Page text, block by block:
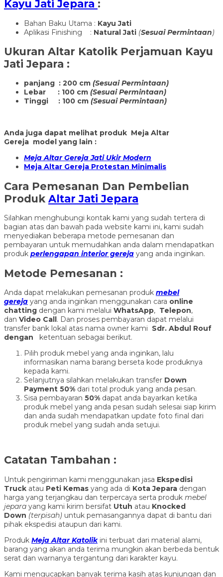
Kayu Jati Jepara :
Bahan Baku Utama : Kayu Jati
Aplikasi Finishing : Natural Jati (Sesuai Permintaan)
Ukuran Altar Katolik Perjamuan Kayu
Jati Jepara :
panjang : 200 cm (Sesuai Permintaan)
Lebar : 100 cm (Sesuai Permintaan)
Tinggi : 100 cm (Sesuai Permintaan)
Anda juga dapat melihat produk Meja Altar
Gereja model yang lain :
Meja Altar Gereja Jati Ukir Modern
Meja Altar Gereja Protestan Minimalis
Cara Pemesanan Dan Pembelian
Produk Altar Jati Jepara
Silahkan menghubungi kontak kami yang sudah tertera di
bagian atas dan bawah pada website kami ini, kami sudah
menyediakan beberapa metode pemesanan dan
pembayaran untuk memudahkan anda dalam mendapatkan
produk perlengapan interior gereja yang anda inginkan.
Metode Pemesanan :
Anda dapat melakukan pemesanan produk mebel
gereja yang anda inginkan menggunakan cara online
chatting dengan kami melalui WhatsApp, Telepon,
dan Video Call. Dan proses pembayaran dapat melalui
transfer bank lokal atas nama owner kami Sdr. Abdul Rouf
dengan ketentuan sebagai berikut.
Pilih produk mebel yang anda inginkan, lalu
informasikan nama barang berseta kode produknya
kepada kami.
Selanjutnya silahkan melakukan transfer Down
Payment 50% dari total produk yang anda pesan.
Sisa pembayaran 50% dapat anda bayarkan ketika
produk mebel yang anda pesan sudah selesai siap kirim
dan anda sudah mendapatkan update foto final dari
produk mebel yang sudah anda setujui.
Catatan Tambahan :
Untuk pengiriman kami menggunakan jasa Ekspedisi
Truck atau Peti Kemas yang ada di Kota Jepara dengan
harga yang terjangkau dan terpercaya serta produk mebel
jepara yang kami kirim bersifat Utuh atau Knocked
Down (terpisah) untuk pemasangannya dapat di bantu dari
pihak ekspedisi ataupun dari kami.
Produk Meja Altar Katolikini terbuat dari material alami,
barang yang akan anda terima mungkin akan berbeda bentuk
serat dan warnanya tergantung dari karakter kayu.
Kami mengucapkan banyak terima kasih atas kunjungan dan